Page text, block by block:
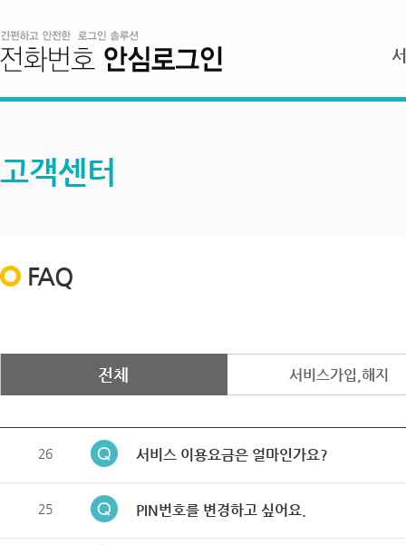
고객센터
FAQ
전체 서비스가입,해지
26 서비스 이용요금은 얼마인가요?
25 PIN번호를 변경하고 싶어요.